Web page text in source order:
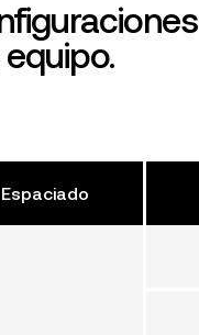
Espaciado